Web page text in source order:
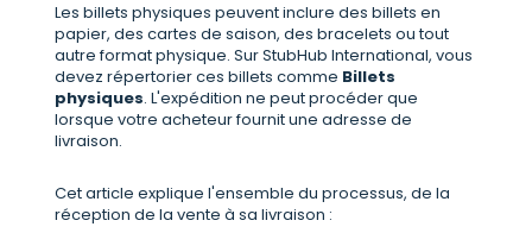
Les billets physiques peuvent inclure des billets en
papier, des cartes de saison, des bracelets ou tout
autre format physique. Sur StubHub International, vous
devez répertorier ces billets comme Billets
physiques. L'expédition ne peut procéder que
lorsque votre acheteur fournit une adresse de
livraison.
Cet article explique l'ensemble du processus, de la
réception de la vente à sa livraison :